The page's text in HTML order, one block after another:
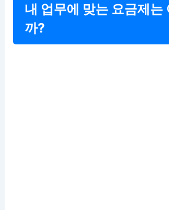
내 업무에 맞는 요금제는
까?